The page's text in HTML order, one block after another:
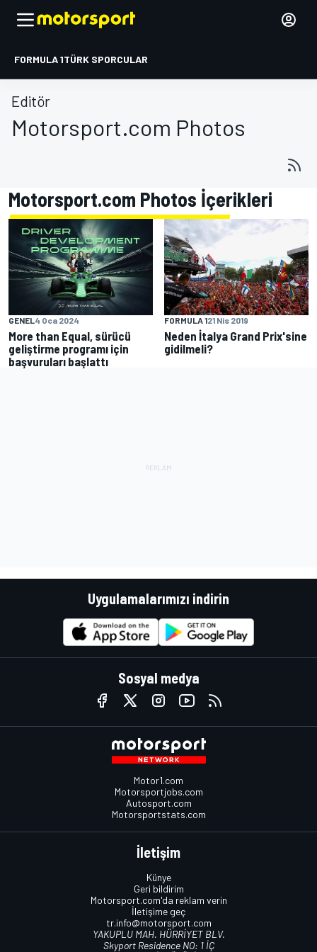
FORMULA 1TÜRK SPORCULAR
Editör
Motorsport.com Photos
Motorsport.com Photos İçerikleri
GENEL4 Oca 2024
More than Equal, sürücü
geliştirme programı için
başvuruları başlattı
FORMULA 121 Nis 2019
Neden İtalya Grand Prix'sine
gidilmeli?
Uygulamalarımızı indirin
Sosyal medya
Motor1.com
Motorsportjobs.com
Autosport.com
Motorsportstats.com
İletişim
Künye
Geri bildirim
Motorsport.com'da reklam verin
İletişime geç
tr.info@motorsport.com
YAKUPLU MAH. HÜRRİYET BLV.
Skyport Residence NO: 1 İÇ